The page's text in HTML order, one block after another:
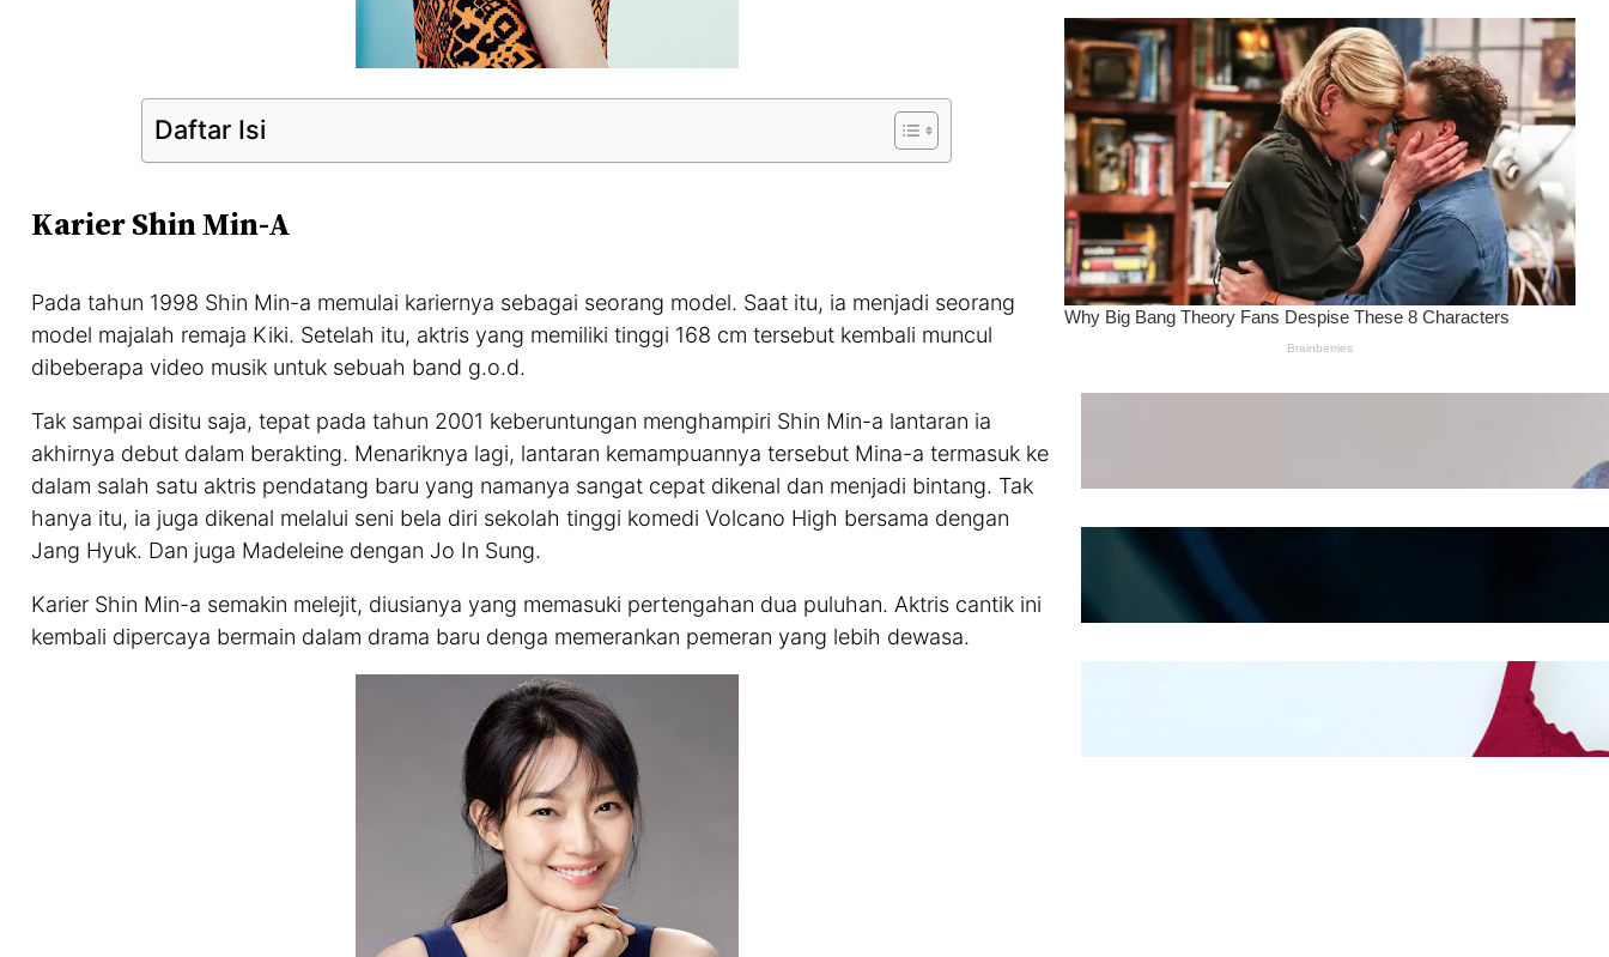
Daftar Isi
Karier Shin Min-A
Pada tahun 1998 Shin Min-a memulai kariernya sebagai seorang model. Saat itu, ia menjadi seorang
model majalah remaja Kiki. Setelah itu, aktris yang memiliki tinggi 168 cm tersebut kembali muncul
dibeberapa video musik untuk sebuah band g.o.d.
Tak sampai disitu saja, tepat pada tahun 2001 keberuntungan menghampiri Shin Min-a lantaran ia
akhirnya debut dalam berakting. Menariknya lagi, lantaran kemampuannya tersebut Mina-a termasuk ke
dalam salah satu aktris pendatang baru yang namanya sangat cepat dikenal dan menjadi bintang. Tak
hanya itu, ia juga dikenal melalui seni bela diri sekolah tinggi komedi Volcano High bersama dengan
Jang Hyuk. Dan juga Madeleine dengan Jo In Sung.
Karier Shin Min-a semakin melejit, diusianya yang memasuki pertengahan dua puluhan. Aktris cantik ini
kembali dipercaya bermain dalam drama baru denga memerankan pemeran yang lebih dewasa.
Wanita Pamer Pakaian
Kepribadian
Mengintip Kepribadian
Wanita Dari Warna Bra